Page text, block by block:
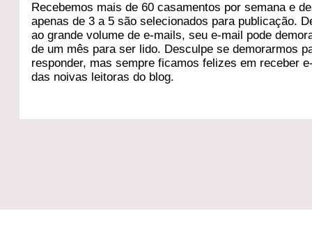
Recebemos mais de 60 casamentos por semana e
apenas de 3 a 5 são selecionados para publicação.
ao grande volume de e-mails, seu e-mail pode
de um mês para ser lido. Desculpe se demorarmos
responder, mas sempre ficamos felizes em receber
das noivas leitoras do blog.